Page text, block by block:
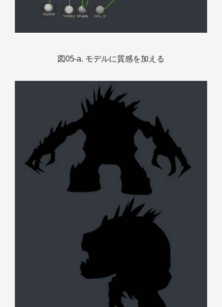
図05-a. モデルに質感を加える